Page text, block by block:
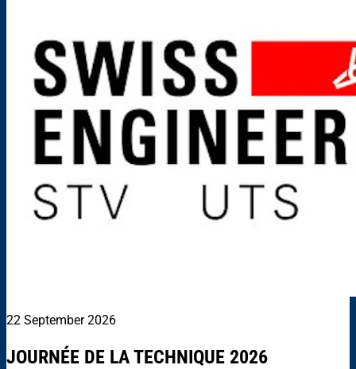
22 September 2026
JOURNÉE DE LA TECHNIQUE 2026